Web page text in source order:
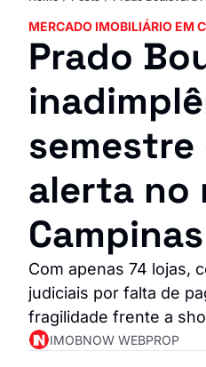
MERCADO IMOBILIÁRIO EM
Prado
alerta no
Campinas
Com apenas 74 lojas,
judiciais por falta de
fragilidade frente a
IMOBNOW WEBPROP